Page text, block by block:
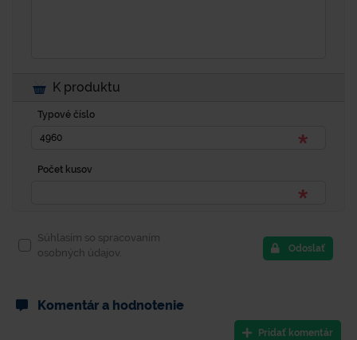
K produktu
Typové číslo
Počet kusov
Súhlasím so spracovaním
osobných údajov.
Odoslať
Komentár a hodnotenie
Pridať komentár